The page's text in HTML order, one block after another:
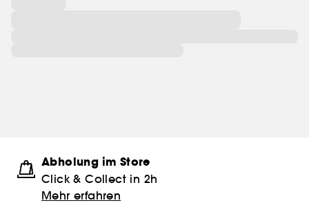
Abholung im Store
Click & Collect in 2h
Mehr erfahren